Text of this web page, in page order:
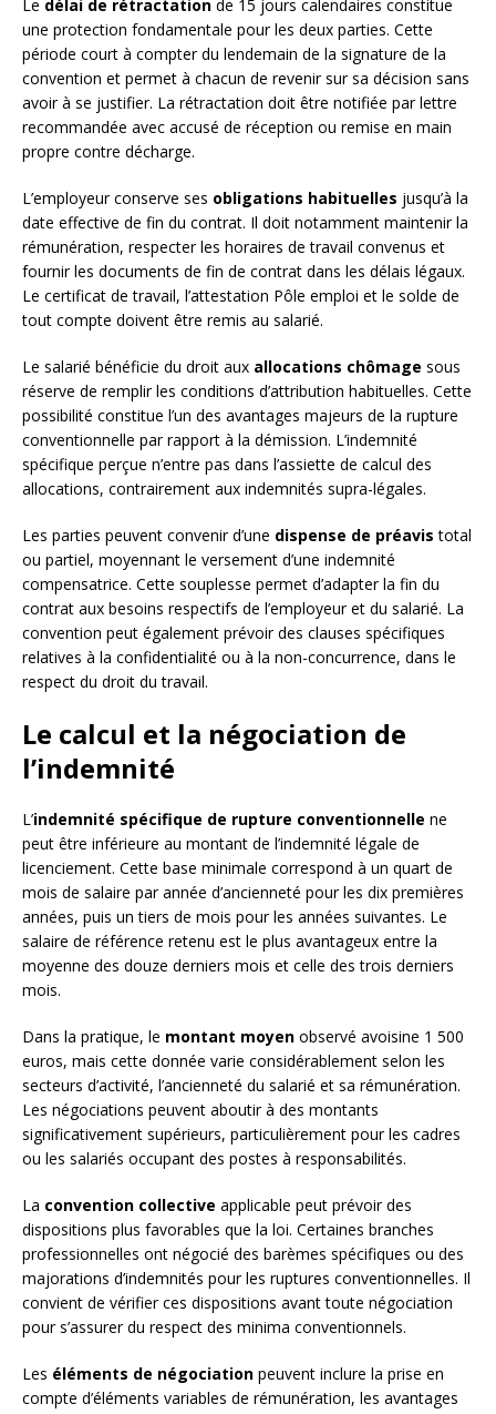
Le délai de rétractation de 15 jours calendaires constitue
une protection fondamentale pour les deux parties. Cette
période court à compter du lendemain de la signature de la
convention et permet à chacun de revenir sur sa décision sans
avoir à se justifier. La rétractation doit être notifiée par lettre
recommandée avec accusé de réception ou remise en main
propre contre décharge.
L’employeur conserve ses obligations habituelles jusqu’à la
date effective de fin du contrat. Il doit notamment maintenir la
rémunération, respecter les horaires de travail convenus et
fournir les documents de fin de contrat dans les délais légaux.
Le certificat de travail, l’attestation Pôle emploi et le solde de
tout compte doivent être remis au salarié.
Le salarié bénéficie du droit aux allocations chômage sous
réserve de remplir les conditions d’attribution habituelles. Cette
possibilité constitue l’un des avantages majeurs de la rupture
conventionnelle par rapport à la démission. L’indemnité
spécifique perçue n’entre pas dans l’assiette de calcul des
allocations, contrairement aux indemnités supra-légales.
Les parties peuvent convenir d’une dispense de préavis total
ou partiel, moyennant le versement d’une indemnité
compensatrice. Cette souplesse permet d’adapter la fin du
contrat aux besoins respectifs de l’employeur et du salarié. La
convention peut également prévoir des clauses spécifiques
relatives à la confidentialité ou à la non-concurrence, dans le
respect du droit du travail.
Le calcul et la négociation de
l’indemnité
L’indemnité spécifique de rupture conventionnelle ne
peut être inférieure au montant de l’indemnité légale de
licenciement. Cette base minimale correspond à un quart de
mois de salaire par année d’ancienneté pour les dix premières
années, puis un tiers de mois pour les années suivantes. Le
salaire de référence retenu est le plus avantageux entre la
moyenne des douze derniers mois et celle des trois derniers
mois.
Dans la pratique, le montant moyen observé avoisine 1 500
euros, mais cette donnée varie considérablement selon les
secteurs d’activité, l’ancienneté du salarié et sa rémunération.
Les négociations peuvent aboutir à des montants
significativement supérieurs, particulièrement pour les cadres
ou les salariés occupant des postes à responsabilités.
La convention collective applicable peut prévoir des
dispositions plus favorables que la loi. Certaines branches
professionnelles ont négocié des barèmes spécifiques ou des
majorations d’indemnités pour les ruptures conventionnelles. Il
convient de vérifier ces dispositions avant toute négociation
pour s’assurer du respect des minima conventionnels.
Les éléments de négociation peuvent inclure la prise en
compte d’éléments variables de rémunération, les avantages